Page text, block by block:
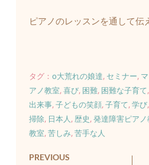
ピアノのレッスンを通して伝
タグ： o大荒れの娘達, セミナー,
アノ教室, 喜び, 困難, 困難な子育て,
出来事, 子どもの笑顔, 子育て, 学び,
掃除, 日本人, 歴史, 発達障害ピアノ
教室, 苦しみ, 苦手な人
PREVIOUS